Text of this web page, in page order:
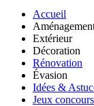
Accueil
Extérieur
Décoration
Rénovation
Évasion
Idées &
Jeux concours